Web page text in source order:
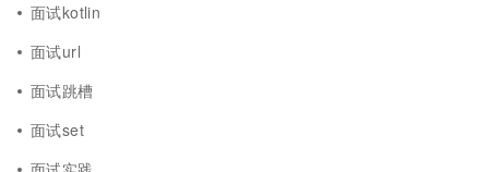
面试kotlin
面试url
面试跳槽
面试set